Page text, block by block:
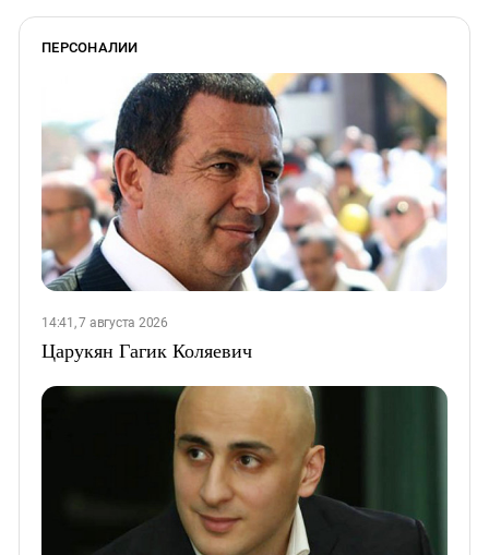
ПЕРСОНАЛИИ
14:41, 7 августа 2026
Царукян Гагик Коляевич